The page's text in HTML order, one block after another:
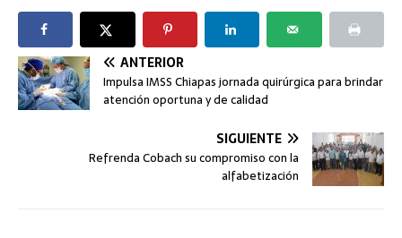
ANTERIOR
Impulsa IMSS Chiapas jornada quirúrgica para brindar
atención oportuna y de calidad
SIGUIENTE
Refrenda Cobach su compromiso con la
alfabetización